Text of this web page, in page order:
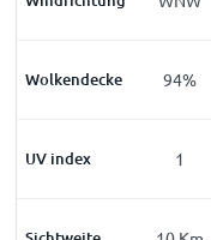
Wolkendecke
67% 94%
UV index
0 1